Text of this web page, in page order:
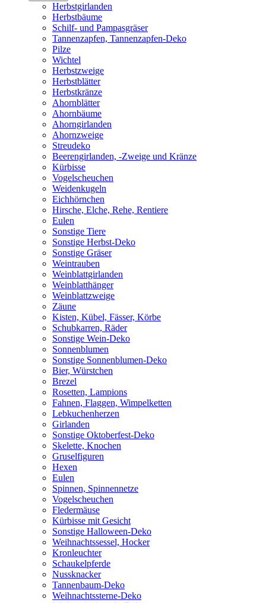
Herbstgirlanden
Herbstbäume
Schilf- und Pampasgräser
Tannenzapfen, Tannenzapfen-Deko
Pilze
Wichtel
Herbstzweige
Herbstblätter
Herbstkränze
Ahornblätter
Ahornbäume
Ahorngirlanden
Ahornzweige
Streudeko
Beerengirlanden, -Zweige und Kränze
Kürbisse
Vogelscheuchen
Weidenkugeln
Eichhörnchen
Hirsche, Elche, Rehe, Rentiere
Eulen
Sonstige Tiere
Sonstige Herbst-Deko
Sonstige Gräser
Weintrauben
Weinblattgirlanden
Weinblatthänger
Weinblattzweige
Zäune
Kisten, Kübel, Fässer, Körbe
Schubkarren, Räder
Sonstige Wein-Deko
Sonnenblumen
Sonstige Sonnenblumen-Deko
Bier, Würstchen
Brezel
Rosetten, Lampions
Fahnen, Flaggen, Wimpelketten
Lebkuchenherzen
Girlanden
Sonstige Oktoberfest-Deko
Skelette, Knochen
Gruselfiguren
Hexen
Eulen
Spinnen, Spinnennetze
Vogelscheuchen
Fledermäuse
Kürbisse mit Gesicht
Sonstige Halloween-Deko
Weihnachtssessel, Hocker
Kronleuchter
Schaukelpferde
Nussknacker
Tannenbaum-Deko
Weihnachtssterne-Deko